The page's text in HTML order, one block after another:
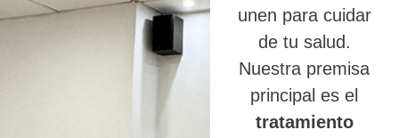
unen para cuidar
de tu salud.
Nuestra premisa
principal es el
tratamiento